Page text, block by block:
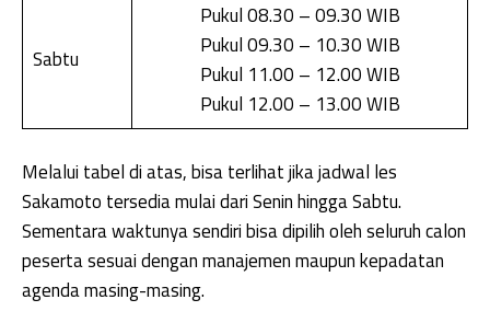
Sabtu
Pukul 08.30 – 09.30 WIB
Pukul 09.30 – 10.30 WIB
Pukul 11.00 – 12.00 WIB
Pukul 12.00 – 13.00 WIB
Melalui tabel di atas, bisa terlihat jika jadwal les
Sakamoto tersedia mulai dari Senin hingga Sabtu.
Sementara waktunya sendiri bisa dipilih oleh seluruh calon
peserta sesuai dengan manajemen maupun kepadatan
agenda masing-masing.